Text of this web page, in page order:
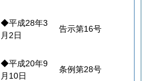
◆平成28年3
月2日
告示第16号
◆平成20年9
月10日
条例第28号